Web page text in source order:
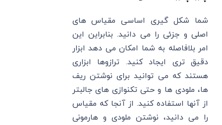
شما شکل گیری اساسی مقیاس های
اصلی و جزئی را می دانید. بنابراین این
امر بلافاصله به شما امکان می دهد ابزار
دقیق تری ایجاد کنید. ترازوها ابزاری
هستند که می توانید برای نوشتن ریف
ها، ملودی ها و حتی تکنوازی های جالبتر
از آنها استفاده کنید. از آنجا که مقیاس
را می دانید، نوشتن ملودی و هارمونی